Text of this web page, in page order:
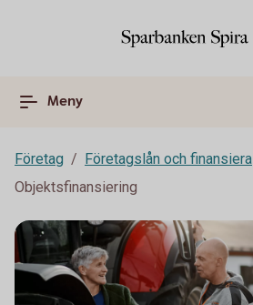
Meny
Företag
Företagslån och finansiera
Objektsfinansiering